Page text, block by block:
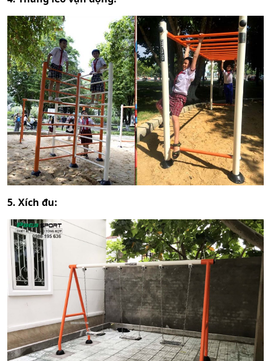
5. Xích đu: